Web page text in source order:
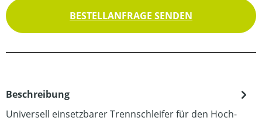
BESTELLANFRAGE SENDEN
Beschreibung
Universell einsetzbarer Trennschleifer für den Hoch-